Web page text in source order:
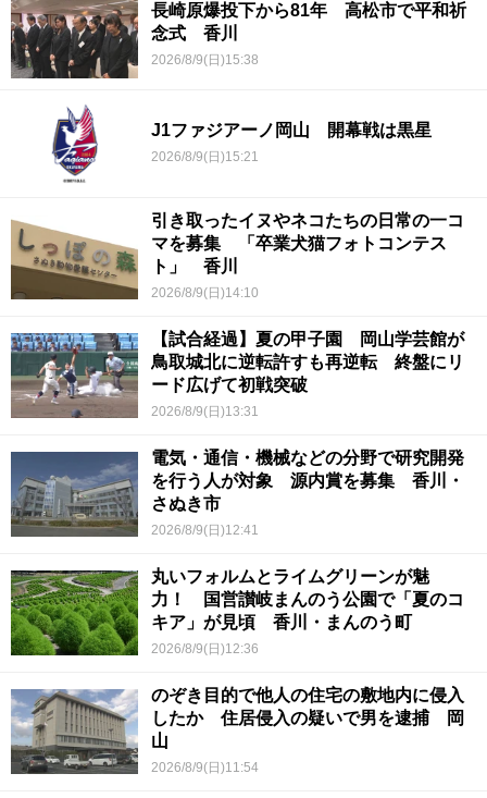
長崎原爆投下から81年 高松市で平和祈
念式 香川
2026/8/9(日)15:38
J1ファジアーノ岡山 開幕戦は黒星
2026/8/9(日)15:21
引き取ったイヌやネコたちの日常の一コ
マを募集 「卒業犬猫フォトコンテス
ト」 香川
2026/8/9(日)14:10
【試合経過】夏の甲子園 岡山学芸館が
鳥取城北に逆転許すも再逆転 終盤にリ
ード広げて初戦突破
2026/8/9(日)13:31
電気・通信・機械などの分野で研究開発
を行う人が対象 源内賞を募集 香川・
さぬき市
2026/8/9(日)12:41
丸いフォルムとライムグリーンが魅
力！ 国営讃岐まんのう公園で「夏のコ
キア」が見頃 香川・まんのう町
2026/8/9(日)12:36
のぞき目的で他人の住宅の敷地内に侵入
したか 住居侵入の疑いで男を逮捕 岡
山
2026/8/9(日)11:54